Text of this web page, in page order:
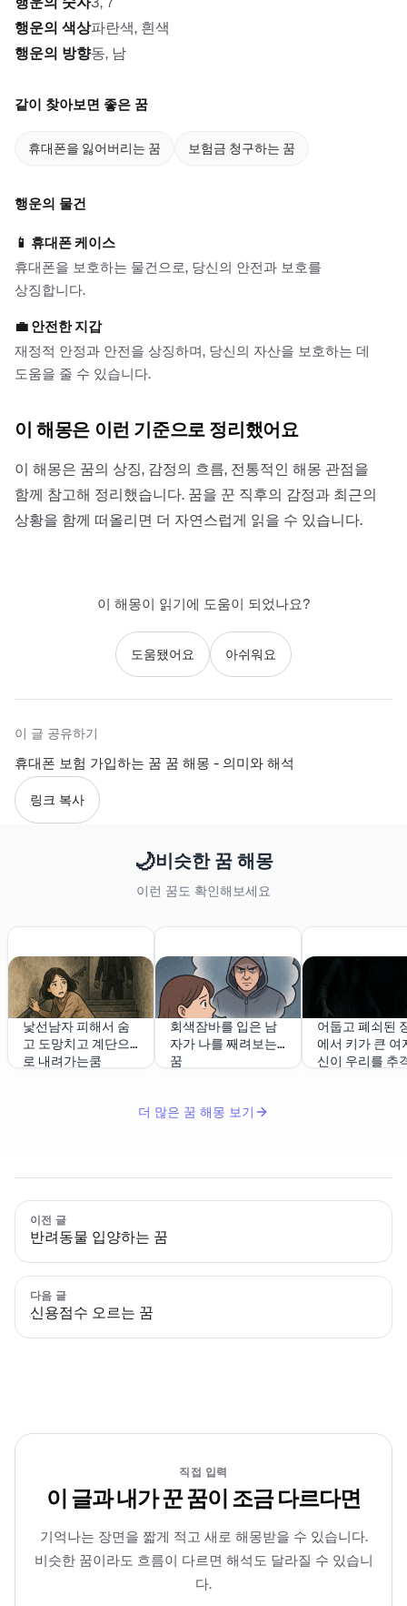
행운의 색상파란색, 흰색
행운의 방향동, 남
같이 찾아보면 좋은 꿈
휴대폰을 잃어버리는 꿈 보험금 청구하는 꿈
행운의 물건
📱 휴대폰 케이스
휴대폰을 보호하는 물건으로, 당신의 안전과 보호를
상징합니다.
💼 안전한 지갑
재정적 안정과 안전을 상징하며, 당신의 자산을 보호하는 데
도움을 줄 수 있습니다.
이 해몽은 이런 기준으로 정리했어요
이 해몽은 꿈의 상징, 감정의 흐름, 전통적인 해몽 관점을
함께 참고해 정리했습니다. 꿈을 꾼 직후의 감정과 최근의
상황을 함께 떠올리면 더 자연스럽게 읽을 수 있습니다.
이 해몽이 읽기에 도움이 되었나요?
도움됐어요 아쉬워요
이 글 공유하기
휴대폰 보험 가입하는 꿈 꿈 해몽 - 의미와 해석
링크 복사
🌙비슷한 꿈 해몽
이런 꿈도 확인해보세요
낯선남자 피해서 숨
고 도망치고 계단으
로 내려가는쿰
회색잠바를 입은 남
자가 나를 째려보는
꿈
어둡고 폐쇠된
에서 키가 큰 여
신이 우리를 추
더 많은 꿈 해몽 보기
이전 글
반려동물 입양하는 꿈
다음 글
신용점수 오르는 꿈
직접 입력
이 글과 내가 꾼 꿈이 조금 다르다면
기억나는 장면을 짧게 적고 새로 해몽받을 수 있습니다.
비슷한 꿈이라도 흐름이 다르면 해석도 달라질 수 있습니
다.